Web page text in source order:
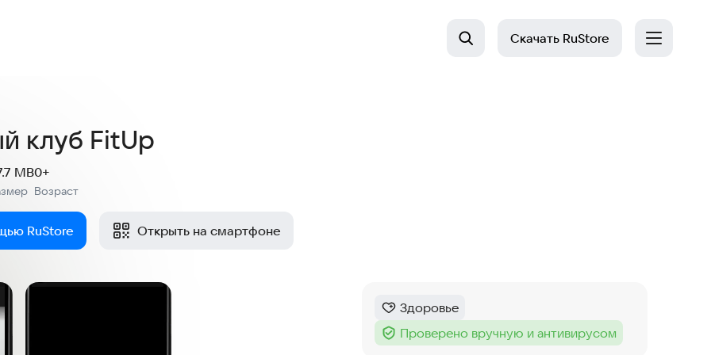
Скачать RuStore
клуб FitUp
MB
Возраст
0+
RuStore Открыть на смартфоне
Категория:
Здоровье
Тег :
Проверено вручную и антивирусом